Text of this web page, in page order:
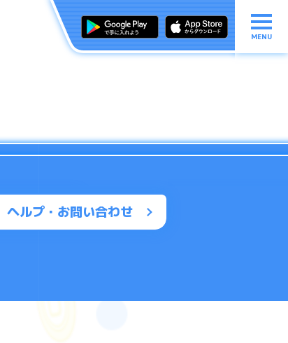
MENU
ヘルプ・お問い合わせ